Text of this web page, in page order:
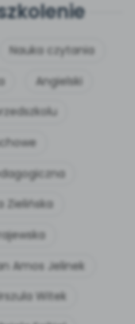
Nauka czytania
Angielski
Zielińska
Amos Jelinek
Witek